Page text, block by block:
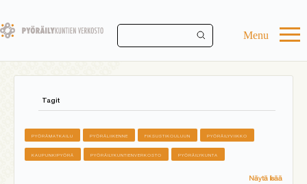
main
Menu
Tagit
PYÖRÄMATKAILU PYÖRÄLIIKENNE FIKSUSTIKOULUUN PYÖRÄILYVIIKKO
KAUPUNKIPYÖRÄ PYÖRÄILYKUNTIENVERKOSTO PYÖRÄILYKUNTA
Näytä lisää